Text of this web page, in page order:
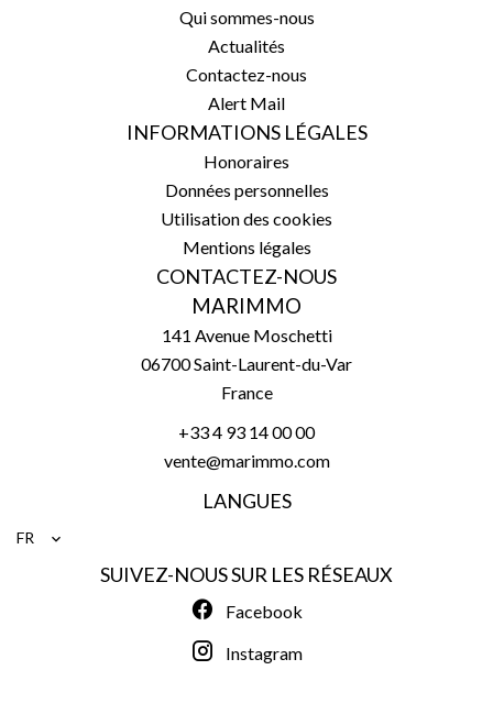
Qui sommes-nous
Actualités
Contactez-nous
Alert Mail
INFORMATIONS LÉGALES
Honoraires
Données personnelles
Utilisation des cookies
Mentions légales
CONTACTEZ-NOUS
MARIMMO
141 Avenue Moschetti
06700Saint-Laurent-du-Var
France
+33 4 93 14 00 00
vente@marimmo.com
LANGUES
FR
SUIVEZ-NOUS SUR LES RÉSEAUX
Facebook
Instagram